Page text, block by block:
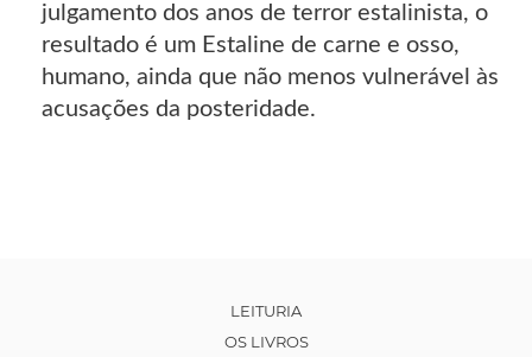
julgamento dos anos de terror estalinista, o
resultado é um Estaline de carne e osso,
humano, ainda que não menos vulnerável às
acusações da posteridade.
LEITURIA
OS LIVROS